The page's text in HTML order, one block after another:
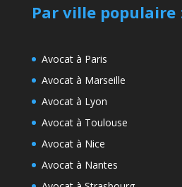
Par ville populaire
Avocat à Paris
Avocat à Marseille
Avocat à Lyon
Avocat à Toulouse
Avocat à Nice
Avocat à Nantes